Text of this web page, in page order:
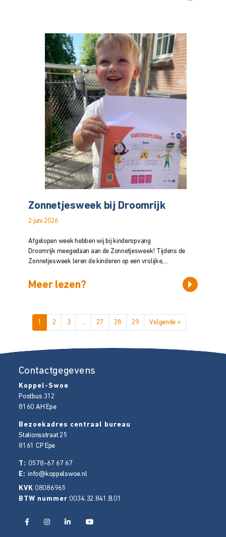
Zonnetjesweek bij Droomrijk
2 juni 2026
Afgelopen week hebben wij bij kinderopvang
Droomrijk meegedaan aan de Zonnetjesweek! Tijdens de
Zonnetjesweek leren de kinderen op een vrolijke,...
Meer lezen?
1 2 3 … 27 28 29 Volgende »
Contactgegevens
Koppel-Swoe
Postbus 312
8160 AH Epe
Bezoekadres centraal bureau
Stationsstraat 25
8161 CP Epe
T: 0578-67 67 67
E:info@koppelswoe.nl
KVK 08086965
BTW nummer 0034.32.841.B.01